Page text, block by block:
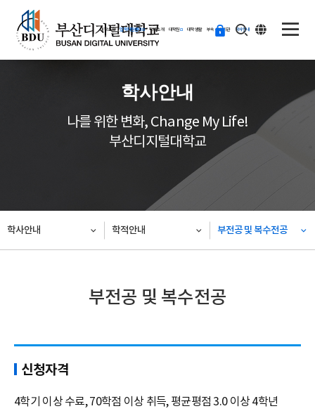
대학소개 입학지원센터 학과소개 대학원 대학생활 부속·부설기관 학사안내
등
ENG
학사안내
나를 위한 변화, Change My Life!
부산디지털대학교
학사안내 학적안내 부전공 및 복수전공
부전공 및 복수전공
신청자격
4학기 이상 수료, 70학점 이상 취득, 평균평점 3.0 이상 4학년